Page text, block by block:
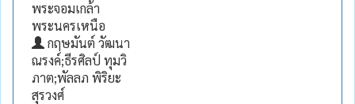
พระจอมเกล้า
พระนครเหนือ
กฤษมันต์ วัฒนา
ณรงค์;ธีรศิลป์ ทุมวิ
ภาต;พัลลภ พิริยะ
สุรวงศ์